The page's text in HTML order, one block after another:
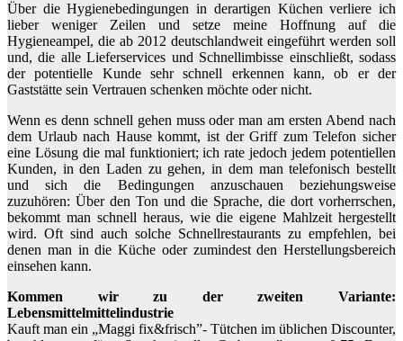
Über die Hygienebedingungen in derartigen Küchen verliere ich
lieber weniger Zeilen und setze meine Hoffnung auf die
Hygieneampel, die ab 2012 deutschlandweit eingeführt werden soll
und, die alle Lieferservices und Schnellimbisse einschließt, sodass
der potentielle Kunde sehr schnell erkennen kann, ob er der
Gaststätte sein Vertrauen schenken möchte oder nicht.
Wenn es denn schnell gehen muss oder man am ersten Abend nach
dem Urlaub nach Hause kommt, ist der Griff zum Telefon sicher
eine Lösung die mal funktioniert; ich rate jedoch jedem potentiellen
Kunden, in den Laden zu gehen, in dem man telefonisch bestellt
und sich die Bedingungen anzuschauen beziehungsweise
zuzuhören: Über den Ton und die Sprache, die dort vorherrschen,
bekommt man schnell heraus, wie die eigene Mahlzeit hergestellt
wird. Oft sind auch solche Schnellrestaurants zu empfehlen, bei
denen man in die Küche oder zumindest den Herstellungsbereich
einsehen kann.
Kommen wir zu der zweiten Variante:
Lebensmittelmittelindustrie
Kauft man ein „Maggi fix&frisch”- Tütchen im üblichen Discounter,